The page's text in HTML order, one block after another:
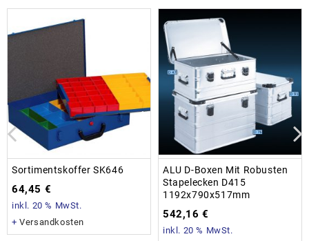
Sortimentskoffer SK646
64,45 €
inkl. 20 % MwSt.
+Versandkosten
ALU D-Boxen Mit Robusten
Stapelecken D415
1192x790x517mm
542,16€
inkl. 20 % MwSt.